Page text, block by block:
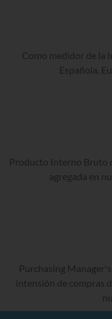
Como medidor de la
Española,
Producto Interno Bruto
agregada en
Purchasing
intensión de compras